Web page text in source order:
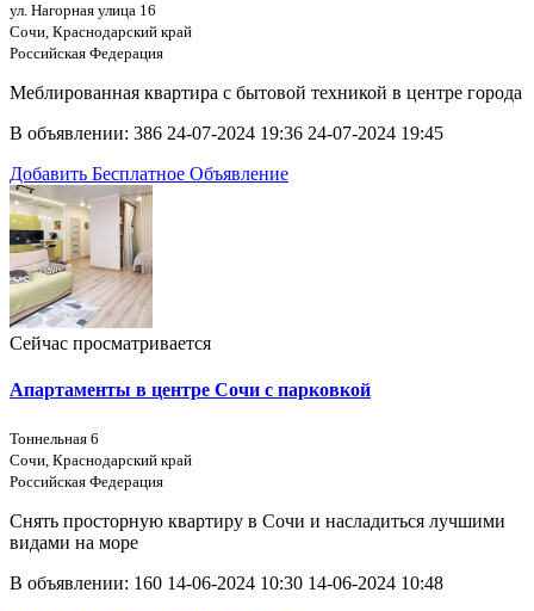
ул. Нагорная улица 16
Сочи, Краснодарский край
Российская Федерация
Меблированная квартира с бытовой техникой в центре города
В объявлении: 386 24-07-2024 19:36 24-07-2024 19:45
Добавить Бесплатное Объявление
Сейчас просматривается
Апартаменты в центре Сочи с парковкой
Тоннельная 6
Сочи, Краснодарский край
Российская Федерация
Снять просторную квартиру в Сочи и насладиться лучшими
видами на море
В объявлении: 160 14-06-2024 10:30 14-06-2024 10:48